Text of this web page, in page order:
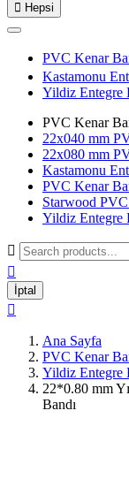
 Hepsi
PVC Kenar
Kastamonu
Yildiz Entegre
PVC Kenar
22x040 mm
22x080 mm
Kastamonu
PVC Kenar
Starwood
Yildiz Entegre


İptal

Ana Sayfa
PVC Kenar
Yildiz Entegre
22*0.80 mm
Bandı